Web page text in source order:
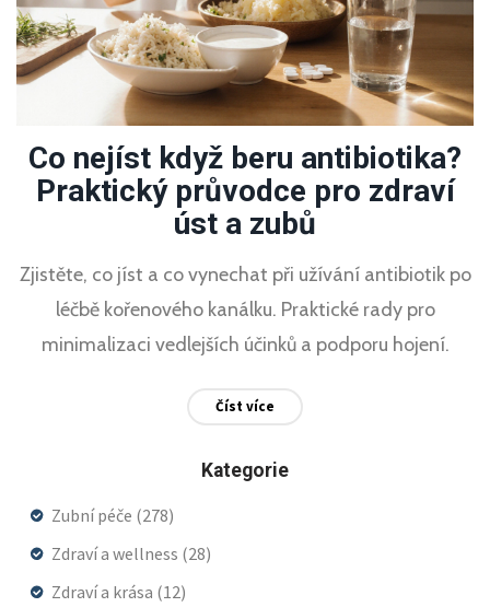
Co nejíst když beru antibiotika?
Praktický průvodce pro zdraví
úst a zubů
Zjistěte, co jíst a co vynechat při užívání antibiotik po
léčbě kořenového kanálku. Praktické rady pro
minimalizaci vedlejších účinků a podporu hojení.
Číst více
Kategorie
Zubní péče (278)
Zdraví a wellness (28)
Zdraví a krása (12)